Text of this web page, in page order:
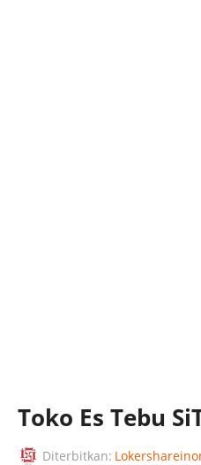
Toko Es Tebu
Diterbitkan: